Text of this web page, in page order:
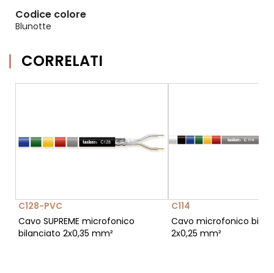
Codice colore
Blunotte
CORRELATI
C128-PVC
Cavo SUPREME microfonico
bilanciato 2x0,35 mm²
C114
Cavo microfonico
2x0,25 mm²